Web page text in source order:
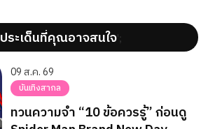
ประเด็นที่คุณอาจสนใจ';
09 ส.ค. 69
บันเทิงสากล
ทวนความจำ “10 ข้อควรรู้” ก่อนดู